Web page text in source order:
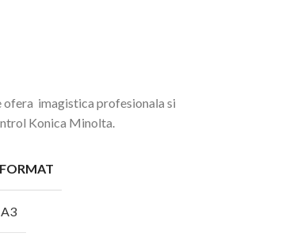
imagistica profesionala si
Konica Minolta.
FORMAT
A3